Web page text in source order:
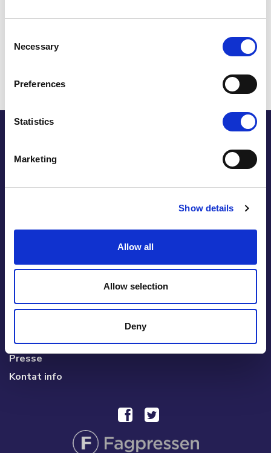
Selection
Necessary
Preferences
Statistics
Marketing
Show details
Allow all
Allow selection
Deny
INNSENDELSE AV EROTISKE TEKSTER
Hur det började
Hvem leser Cupido?
Användaravtal
Presse
Kontat info